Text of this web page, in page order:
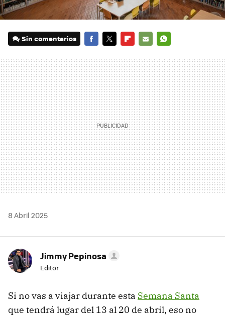
Sin comentarios
MAIL
8 Abril 2025
Jimmy Pepinosa
Editor
Si no vas a viajar durante esta Semana Santa
que tendrá lugar del 13 al 20 de abril, eso no